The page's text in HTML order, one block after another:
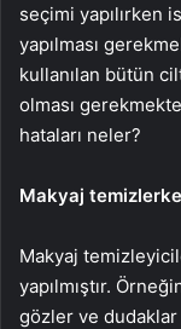
seçimi yapılırken
yapılması
kullanılan bütün
olması
hataları neler?
Makyaj
Makyaj
yapılmıştır.
gözler ve dudaklar